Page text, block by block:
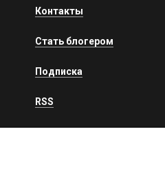
Контакты
Стать блогером
Подписка
RSS